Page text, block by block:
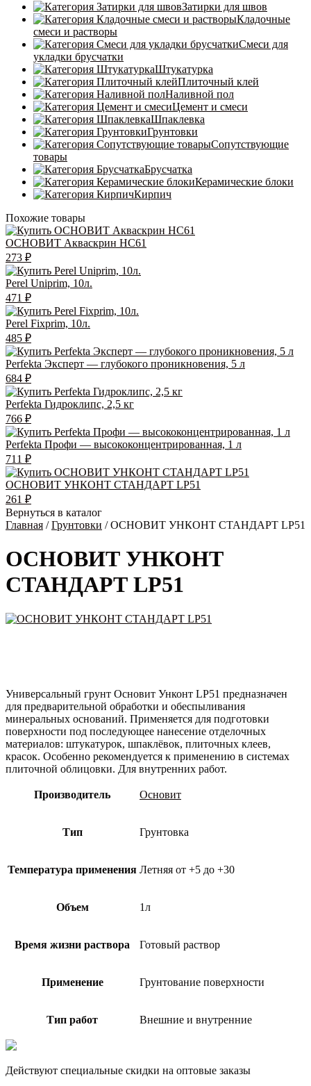
Затирки для швов
Кладочные
смеси и растворы
Смеси для
укладки брусчатки
Штукатурка
Плиточный клей
Наливной пол
Цемент и смеси
Шпаклевка
Грунтовки
Сопутствующие
товары
Брусчатка
Керамические блоки
Кирпич
Похожие товары
ОСНОВИТ Акваскрин НС61
273 ₽
Perel Uniprim, 10л.
471 ₽
Perel Fixprim, 10л.
485 ₽
Perfekta Эксперт — глубокого проникновения, 5 л
684 ₽
Perfekta Гидроклипс, 2,5 кг
766 ₽
Perfekta Профи — высококонцентрированная, 1 л
711 ₽
ОСНОВИТ УНКОНТ СТАНДАРТ LP51
261 ₽
Вернуться в каталог
Главная /Грунтовки / ОСНОВИТ УНКОНТ СТАНДАРТ LP51
ОСНОВИТ УНКОНТ
СТАНДАРТ LP51
Универсальный грунт Основит Унконт LP51 предназначен
для предварительной обработки и обеспыливания
минеральных оснований. Применяется для подготовки
поверхности под последующее нанесение отделочных
материалов: штукатурок, шпаклёвок, плиточных клеев,
красок. Особенно рекомендуется к применению в системах
плиточной облицовки. Для внутренних работ.
Производитель Основит
Тип Грунтовка
Температура применения Летняя от +5 до +30
Объем 1л
Время жизни раствора Готовый раствор
Применение Грунтование поверхности
Тип работ Внешние и внутренние
Действуют специальные скидки на оптовые заказы